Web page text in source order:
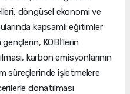
döngüsel ekonomi ve
kapsamlı eğitimler
KOBİ’lerin
karbon emisyonlarının
süreçlerinde işletmelere
donatılması